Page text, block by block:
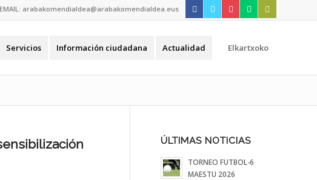
arabakomendialdea@arabakomendialdea.eus
Servicios Información ciudadana Actualidad Elkartxoko
ÚLTIMAS NOTICIAS
TORNEO FUTBOL-6
MAESTU 2026